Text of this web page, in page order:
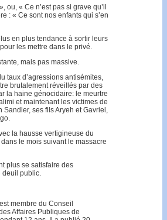
ou, « Ce n’est pas si grave qu’il
: « Ce sont nos enfants qui s’en
en plus tendance à sortir leurs
les mettre dans le privé.
mais pas massive.
taux d’agressions antisémites,
brutalement réveillés par des
la haine génocidaire: le meurtre
et maintenant les victimes de
Sandler, ses fils Aryeh et Gavriel,
la hausse vertigineuse du
le mois suivant le massacre
plus se satisfaire des
deuil public.
membre du Conseil
Affaires Publiques de